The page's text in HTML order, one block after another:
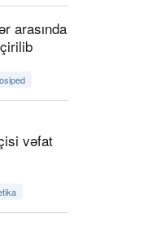
arasında
vəfat